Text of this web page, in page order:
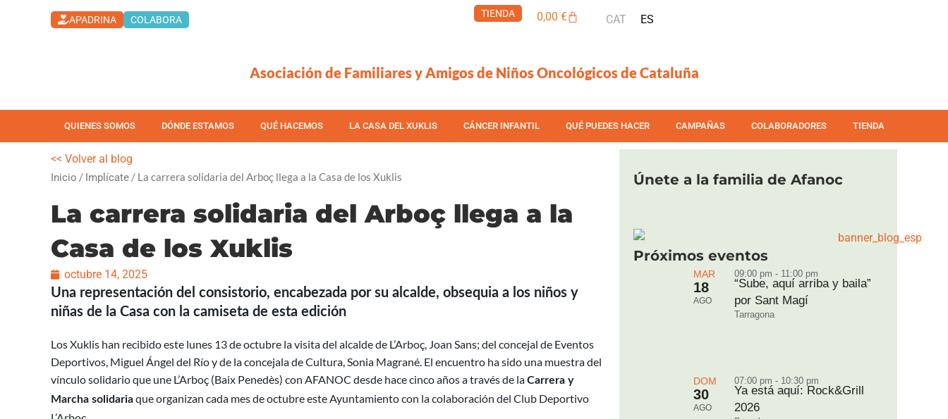
APADRINA COLABORA
TIENDA 0,00 €Carrito CAT ES
Asociación de Familiares y Amigos de Niños Oncológicos de Cataluña
QUIENES SOMOS DÓNDE ESTAMOS QUÉ HACEMOS LA CASA DEL XUKLIS CÁNCER INFANTIL QUÉ PUEDES HACER CAMPAÑAS COLABORADORES TIENDA
<< Volver al blog
Inicio / Implícate / La carrera solidaria del Arboç llega a la Casa de los Xuklis
La carrera solidaria del Arboç llega a la
Casa de los Xuklis
octubre 14, 2025
Una representación del consistorio, encabezada por su alcalde, obsequia a los niños y
niñas de la Casa con la camiseta de esta edición
Los Xuklis han recibido este lunes 13 de octubre la visita del alcalde de L’Arboç, Joan Sans; del concejal de Eventos
Deportivos, Miguel Ángel del Río y de la concejala de Cultura, Sonia Magrané. El encuentro ha sido una muestra del
vínculo solidario que une L’Arboç (Baix Penedès) con AFANOC desde hace cinco años a través de laCarrera y
Marcha solidariaque organizan cada mes de octubre este Ayuntamiento con la colaboración del Club Deportivo
Únete a la familia de Afanoc
Próximos eventos
MAR
18
AGO
09:00 pm - 11:00 pm
“Sube, aquí arriba y baila”
por Sant Magí
Tarragona
DOM
30
AGO
07:00 pm - 10:30 pm
Ya está aquí: Rock&Grill
2026